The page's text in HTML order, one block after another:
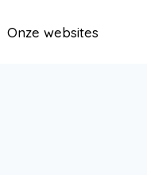
Onze websites